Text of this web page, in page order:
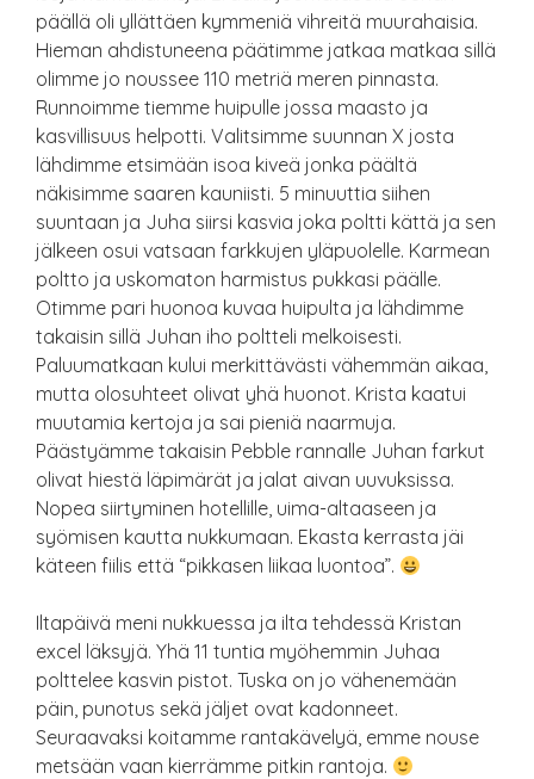
päällä oli yllättäen kymmeniä vihreitä muurahaisia.
Hieman ahdistuneena päätimme jatkaa matkaa sillä
olimme jo noussee 110 metriä meren pinnasta.
Runnoimme tiemme huipulle jossa maasto ja
kasvillisuus helpotti. Valitsimme suunnan X josta
lähdimme etsimään isoa kiveä jonka päältä
näkisimme saaren kauniisti. 5 minuuttia siihen
suuntaan ja Juha siirsi kasvia joka poltti kättä ja sen
jälkeen osui vatsaan farkkujen yläpuolelle. Karmean
poltto ja uskomaton harmistus pukkasi päälle.
Otimme pari huonoa kuvaa huipulta ja lähdimme
takaisin sillä Juhan iho poltteli melkoisesti.
Paluumatkaan kului merkittävästi vähemmän aikaa,
mutta olosuhteet olivat yhä huonot. Krista kaatui
muutamia kertoja ja sai pieniä naarmuja.
Päästyämme takaisin Pebble rannalle Juhan farkut
olivat hiestä läpimärät ja jalat aivan uuvuksissa.
Nopea siirtyminen hotellille, uima-altaaseen ja
syömisen kautta nukkumaan. Ekasta kerrasta jäi
käteen fiilis että “pikkasen liikaa luontoa”.
Iltapäivä meni nukkuessa ja ilta tehdessä Kristan
excel läksyjä. Yhä 11 tuntia myöhemmin Juhaa
polttelee kasvin pistot. Tuska on jo vähenemään
päin, punotus sekä jäljet ovat kadonneet.
Seuraavaksi koitamme rantakävelyä, emme nouse
metsään vaan kierrämme pitkin rantoja.